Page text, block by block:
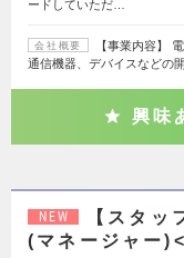
ードしていただ…
会社概要
【事業内容】
通信機器、デバイスなどの
興味
NEW
【スタッ
(マネージャー